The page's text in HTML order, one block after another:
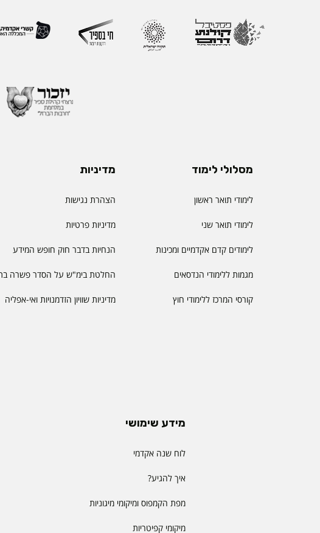
מסלולי לימוד
לימודי תואר ראשון
לימודי תואר שני
לימודים קדם אקדמיים ומכינות
מגמות ללימודי הנדסאים
קורסי המרכז ללימודי חוץ
מדיניות
הצהרת נגישות
מדיניות פרטיות
הנחיות בדבר חוק חופש המידע
החלטת בימ"ש על הסדר פשרה
מדיניות שוויון הזדמנויות ואי-אפליה
מידע שימושי
לוח שנה אקדמי
איך להגיע?
מפת הקמפוס ומיקומי מיגוניות
מיקומי קפיטריות